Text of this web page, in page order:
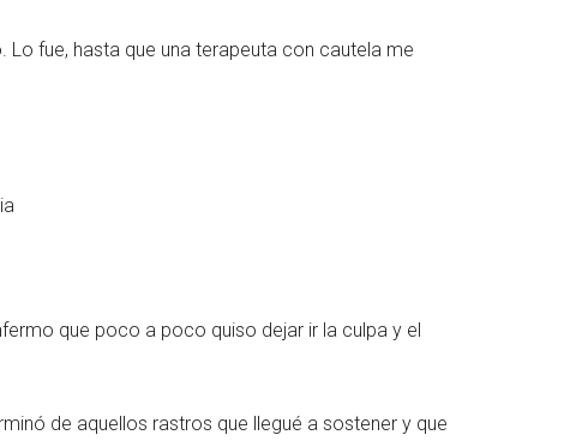
fue, hasta que una terapeuta con cautela me
que poco a poco quiso dejar ir la culpa y el
de aquellos rastros que llegué a sostener y que